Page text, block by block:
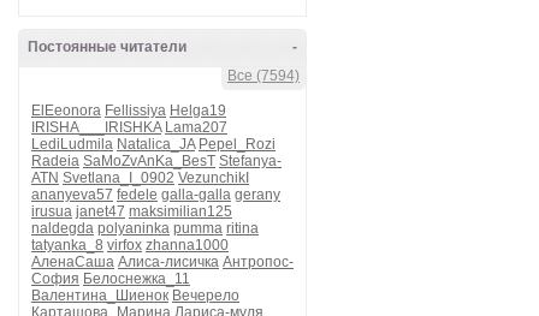
-
Постоянные читатели
Все (7594)
ElEeonora Fellissiya Helga19
IRISHA___IRISHKA Lama207
LediLudmila Natalica_JA Pepel_Rozi
Radeia SaMoZvAnKa_BesT Stefanya-
ATN Svetlana_I_0902 VezunchikI
ananyeva57 fedele galla-galla gerany
irusua janet47 maksimilian125
naldegda polyaninka pumma ritina
tatyanka_8 virfox zhanna1000
АленаСаша Алиса-лисичка Антропос-
София Белоснежка_11
Валентина_Шиенок Вечерело
Карташова_Марина Лариса-муля